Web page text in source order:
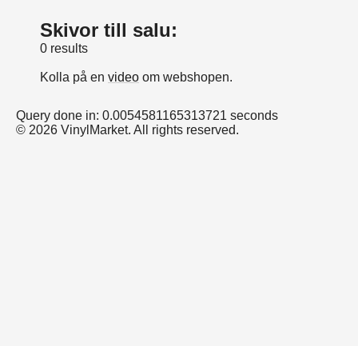
Skivor till salu:
0 results
Kolla på en video om webshopen.
Query done in: 0.0054581165313721 seconds
© 2026 VinylMarket. All rights reserved.